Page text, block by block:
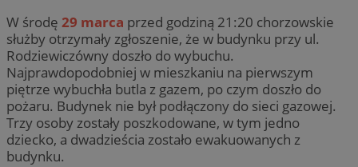
W środę 29 marca przed godziną 21:20 chorzowskie
służby otrzymały zgłoszenie, że w budynku przy ul.
Rodziewiczówny doszło do wybuchu.
Najprawdopodobniej w mieszkaniu na pierwszym
piętrze wybuchła butla z gazem, po czym doszło do
pożaru. Budynek nie był podłączony do sieci gazowej.
Trzy osoby zostały poszkodowane, w tym jedno
dziecko, a dwadzieścia zostało ewakuowanych z
budynku.